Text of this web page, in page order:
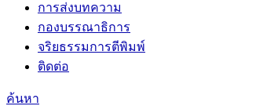
การส่งบทความ
กองบรรณาธิการ
จริยธรรมการตีพิมพ์
ติดต่อ
ค้นหา